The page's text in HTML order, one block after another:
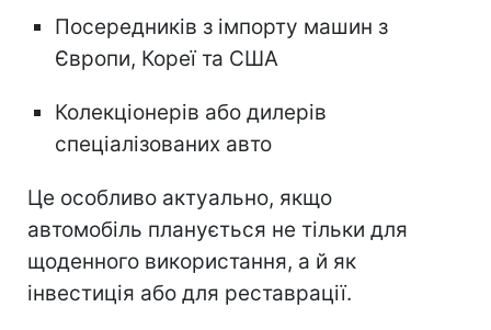
Посередників з імпорту машин з
Європи, Кореї та США
Колекціонерів або дилерів
спеціалізованих авто
Це особливо актуально, якщо
автомобіль планується не тільки для
щоденного використання, а й як
інвестиція або для реставрації.